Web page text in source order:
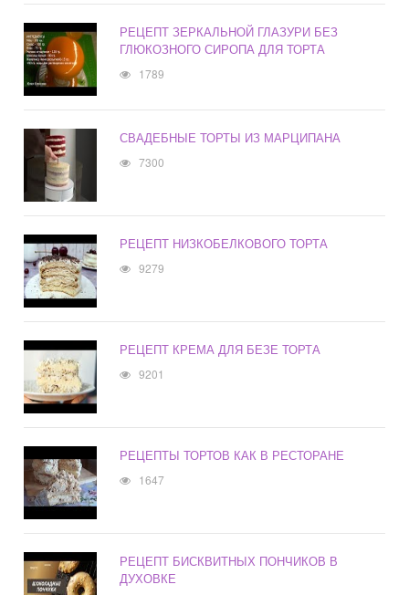
РЕЦЕПТ ЗЕРКАЛЬНОЙ ГЛАЗУРИ БЕЗ
ГЛЮКОЗНОГО СИРОПА ДЛЯ ТОРТА
1789
СВАДЕБНЫЕ ТОРТЫ ИЗ МАРЦИПАНА
7300
РЕЦЕПТ НИЗКОБЕЛКОВОГО ТОРТА
9279
РЕЦЕПТ КРЕМА ДЛЯ БЕЗЕ ТОРТА
9201
РЕЦЕПТЫ ТОРТОВ КАК В РЕСТОРАНЕ
1647
РЕЦЕПТ БИСКВИТНЫХ ПОНЧИКОВ В
ДУХОВКЕ